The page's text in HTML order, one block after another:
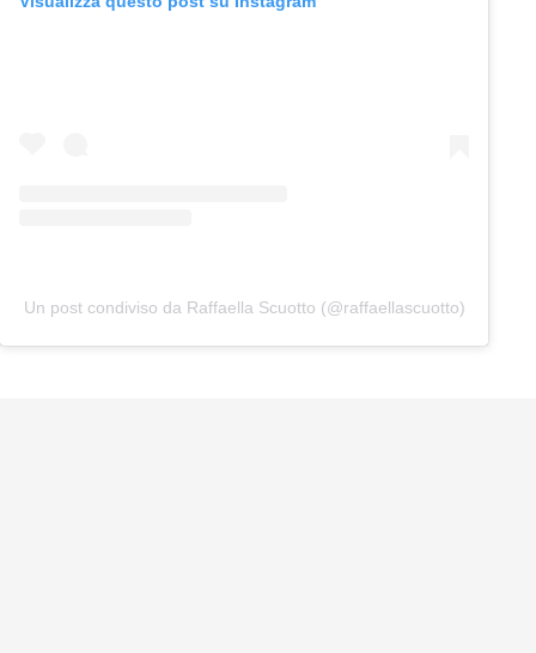
Un post condiviso da Raffaella Scuotto (@raffaellascuotto)